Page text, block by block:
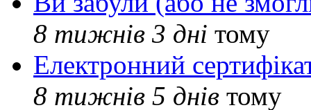
8 тижнів 3 дні тому
Електронний
8 тижнів 5 днів тому